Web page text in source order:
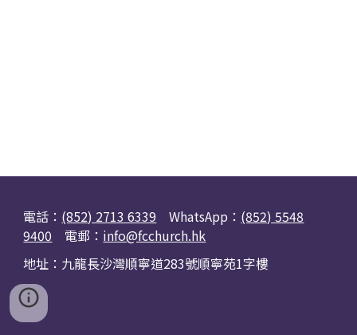
電話： (852) 2713 6339 WhatsApp： (852) 5548
9400 電郵： info@fcchurch.hk
地址：九龍長沙灣順寧道283號順寧苑1字樓